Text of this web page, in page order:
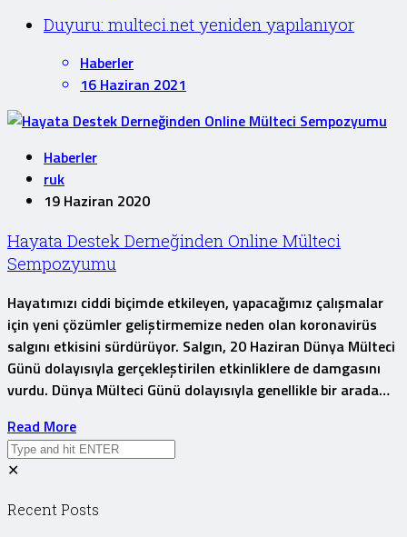
Duyuru: multeci.net yeniden yapılanıyor
Haberler
16 Haziran 2021
Haberler
ruk
19 Haziran 2020
Hayata Destek Derneğinden Online Mülteci
Sempozyumu
Hayatımızı ciddi biçimde etkileyen, yapacağımız çalışmalar
için yeni çözümler geliştirmemize neden olan koronavirüs
salgını etkisini sürdürüyor. Salgın, 20 Haziran Dünya Mülteci
Günü dolayısıyla gerçekleştirilen etkinliklere de damgasını
vurdu. Dünya Mülteci Günü dolayısıyla genellikle bir arada…
Read More
✕
Recent Posts